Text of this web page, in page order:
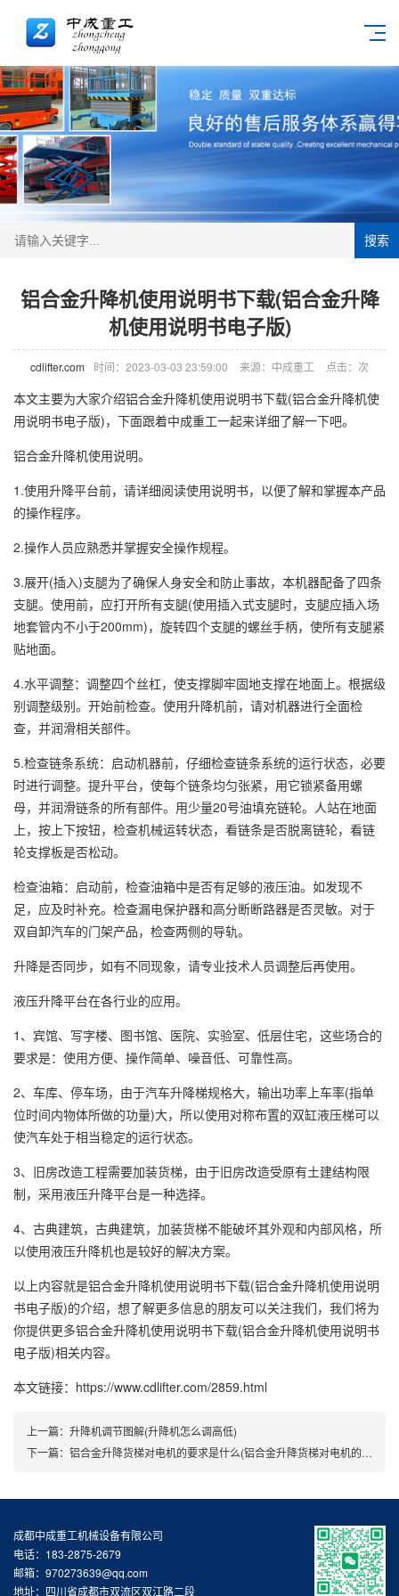
搜索
铝合金升降机使用说明书下载(铝合金升降
机使用说明书电子版)
cdlifter.com 时间：2023-03-03 23:59:00 来源：中成重工 点击： 次
本文主要为大家介绍铝合金升降机使用说明书下载(铝合金升降机使
用说明书电子版)，下面跟着中成重工一起来详细了解一下吧。
铝合金升降机使用说明。
1.使用升降平台前，请详细阅读使用说明书，以便了解和掌握本产品
的操作程序。
2.操作人员应熟悉并掌握安全操作规程。
3.展开(插入)支腿为了确保人身安全和防止事故，本机器配备了四条
支腿。使用前，应打开所有支腿(使用插入式支腿时，支腿应插入场
地套管内不小于200mm)，旋转四个支腿的螺丝手柄，使所有支腿紧
贴地面。
4.水平调整：调整四个丝杠，使支撑脚牢固地支撑在地面上。根据级
别调整级别。开始前检查。使用升降机前，请对机器进行全面检
查，并润滑相关部件。
5.检查链条系统：启动机器前，仔细检查链条系统的运行状态，必要
时进行调整。提升平台，使每个链条均匀张紧，用它锁紧备用螺
母，并润滑链条的所有部件。用少量20号油填充链轮。人站在地面
上，按上下按钮，检查机械运转状态，看链条是否脱离链轮，看链
轮支撑板是否松动。
检查油箱：启动前，检查油箱中是否有足够的液压油。如发现不
足，应及时补充。检查漏电保护器和高分断断路器是否灵敏。对于
双自卸汽车的门架产品，检查两侧的导轨。
升降是否同步，如有不同现象，请专业技术人员调整后再使用。
液压升降平台在各行业的应用。
1、宾馆、写字楼、图书馆、医院、实验室、低层住宅，这些场合的
要求是：使用方便、操作简单、噪音低、可靠性高。
2、车库、停车场，由于汽车升降梯规格大，输出功率上车率(指单
位时间内物体所做的功量)大，所以使用对称布置的双缸液压梯可以
使汽车处于相当稳定的运行状态。
3、旧房改造工程需要加装货梯，由于旧房改造受原有土建结构限
制，采用液压升降平台是一种选择。
4、古典建筑，古典建筑，加装货梯不能破坏其外观和内部风格，所
以使用液压升降机也是较好的解决方案。
以上内容就是铝合金升降机使用说明书下载(铝合金升降机使用说明
书电子版)的介绍，想了解更多信息的朋友可以关注我们，我们将为
你提供更多铝合金升降机使用说明书下载(铝合金升降机使用说明书
电子版)相关内容。
本文链接：https://www.cdlifter.com/2859.html
上一篇： 升降机调节图解(升降机怎么调高低)
下一篇： 铝合金升降货梯对电机的要求是什么(铝合金升降货梯对电机的要求是)
成都中成重工机械设备有限公司
电话：183-2875-2679
邮箱：970273639@qq.com
地址：四川省成都市双流区双江路二段